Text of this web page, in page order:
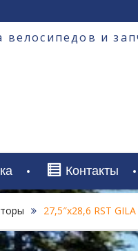
велосипедов и
Контакты
27,5″х28,6 RST